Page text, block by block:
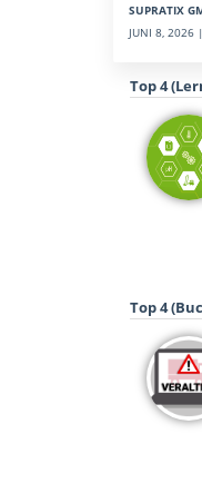
SUPRATIX
JUNI 8, 2026
Top 4
Top 4